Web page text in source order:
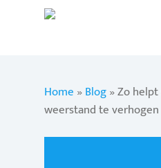
Hit enter to search or
Home »Blog»Zo
weerstand te verhogen